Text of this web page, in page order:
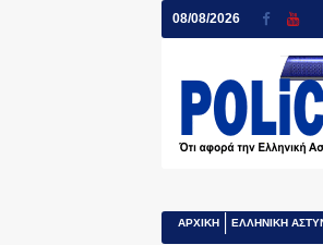
08/08/2026
ΑΡΧΙΚΗ ΕΛΛΗΝΙΚΗ